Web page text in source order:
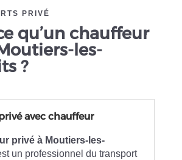
PRIVÉ
qu’un chauffeur
les-
?
avec chauffeur
privé à Moutiers-les-
un professionnel du transport